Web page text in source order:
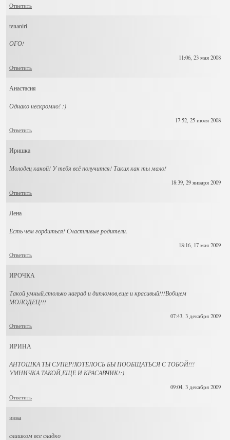
Ответить
tenaniri
ОГО!
11:06, 23 мая 2008
Ответить
Анастасия
Однако нескромно! :)
17:52, 25 июля 2008
Ответить
Иришка
Молодец какой! У тебя всё получится! Таких как ты мало!
18:39, 29 января 2009
Ответить
Лена
Есть чем гордиться! Счастливые родители.
18:16, 17 мая 2009
Ответить
ИРОЧКА
Такой умный,столько наград и дипломов,еще и красивый!!!Вобщем
МОЛОДЕЦ!!!
07:43, 3 декабря 2009
Ответить
ИРИНА
АНТОШКА ТЫ СУПЕР!ХОТЕЛОСЬ БЫ ПООБЩАТЬСЯ С ТОБОЙ!!!
УМНИЧКА ТАКОЙ,ЕЩЕ И КРАСАВЧИК!:)
09:04, 3 декабря 2009
Ответить
инна
слишком все сладко